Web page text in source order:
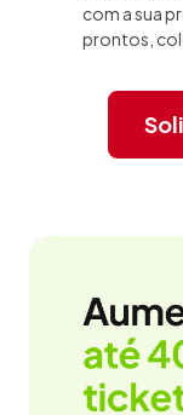
com a sua
prontos,